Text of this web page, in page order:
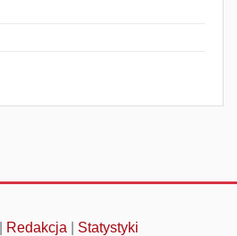
Redakcja
Statystyki